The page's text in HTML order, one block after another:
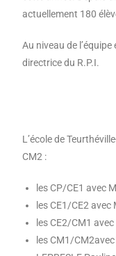
actuellement 180
Au niveau de
directrice du R.P.I.
L’école de
CM2 :
les CP/CE1 avec
les CE1/CE2 avec
les CE2/CM1
les CM1/